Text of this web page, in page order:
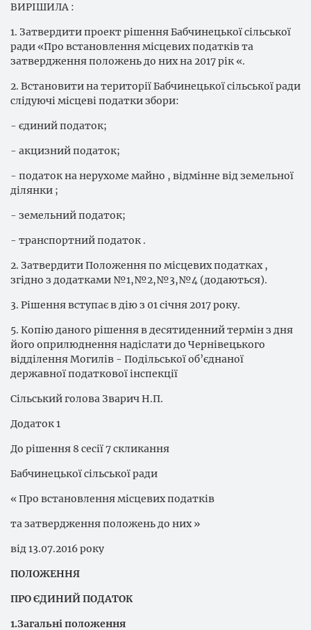
ВИРІШИЛА :
1. Затвердити проект рішення Бабчинецької сільської
ради «Про встановлення місцевих податків та
затвердження положень до них на 2017 рік «.
2. Встановити на території Бабчинецької сільської ради
слідуючі місцеві податки збори:
- єдиний податок;
- акцизний податок;
- податок на нерухоме майно , відмінне від земельної
ділянки ;
- земельний податок;
- транспортний податок .
2. Затвердити Положення по місцевих податках ,
згідно з додатками №1,№2,№3,№4 (додаються).
3. Рішення вступає в дію з 01 січня 2017 року.
5. Копію даного рішення в десятиденний термін з дня
його оприлюднення надіслати до Чернівецького
відділення Могилів - Подільської об’єднаної
державної податкової інспекції
Сільський голова Зварич Н.П.
Додаток 1
До рішення 8 сесії 7 скликання
Бабчинецької сільської ради
« Про встановлення місцевих податків
та затвердження положень до них »
від 13.07.2016 року
ПОЛОЖЕННЯ
ПРО ЄДИНИЙ ПОДАТОК
1.Загальні положення